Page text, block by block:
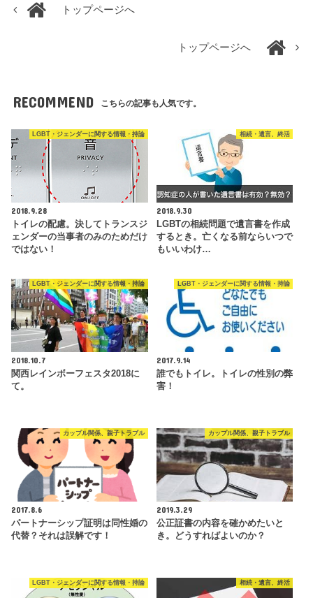
トップページへ
トップページへ
RECOMMEND こちらの記事も人気です。
LGBT・ジェンダーに関する情報・持論
2018.9.28
トイレの配慮。決してトランスジ
ェンダーの当事者のみのためだけ
ではない！
相続・遺言、終活
2018.9.30
LGBTの相続問題で遺言書を作成
するとき。亡くなる前ならいつで
もいいわけ…
LGBT・ジェンダーに関する情報・持論
2018.10.7
関西レインボーフェスタ2018に
て。
LGBT・ジェンダーに関する情報・持論
2017.9.14
誰でもトイレ。トイレの性別の弊
害！
カップル関係、親子トラブル
2017.8.6
パートナーシップ証明は同性婚の
代替？それは誤解です！
カップル関係、親子トラブル
2019.3.29
公正証書の内容を確かめたいと
き。どうすればよいのか？
LGBT・ジェンダーに関する情報・持論 相続・遺言、終活